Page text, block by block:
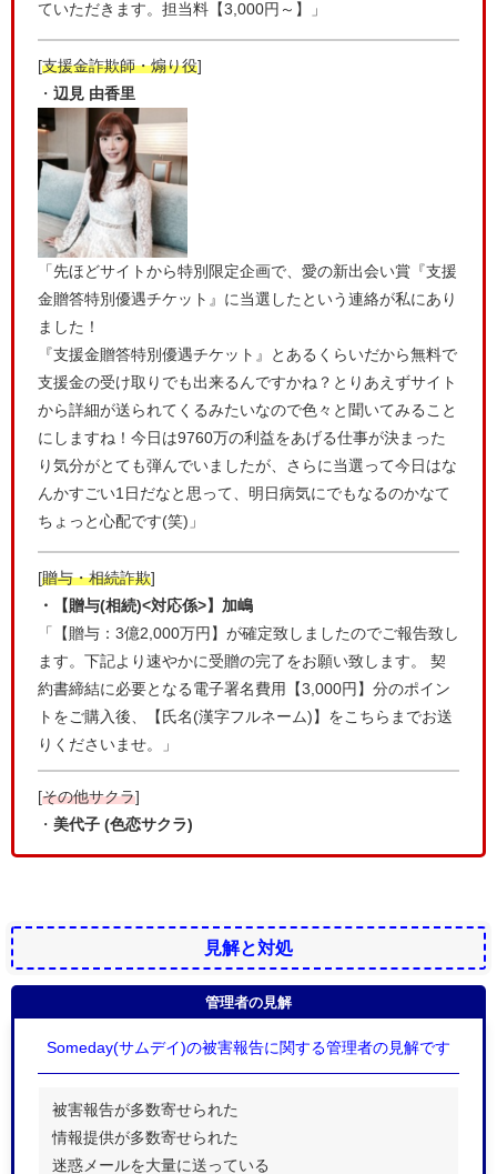
ていただきます。担当料【3,000円～】」
[支援金詐欺師・煽り役]
・ 辺見 由香里
「先ほどサイトから特別限定企画で、愛の新出会い賞『支援
金贈答特別優遇チケット』に当選したという連絡が私にあり
ました！
『支援金贈答特別優遇チケット』とあるくらいだから無料で
支援金の受け取りでも出来るんですかね？とりあえずサイト
から詳細が送られてくるみたいなので色々と聞いてみること
にしますね！今日は9760万の利益をあげる仕事が決まった
り気分がとても弾んでいましたが、さらに当選って今日はな
んかすごい1日だなと思って、明日病気にでもなるのかなて
ちょっと心配です(笑)」
[贈与・相続詐欺]
・【贈与(相続)<対応係>】加嶋
「【贈与：3億2,000万円】が確定致しましたのでご報告致し
ます。下記より速やかに受贈の完了をお願い致します。 契
約書締結に必要となる電子署名費用【3,000円】分のポイン
トをご購入後、【氏名(漢字フルネーム)】をこちらまでお送
りくださいませ。」
[その他サクラ]
・ 美代子 (色恋サクラ)
見解と対処
管理者の見解
Someday(サムデイ)の被害報告に関する管理者の見解です
被害報告が多数寄せられた
情報提供が多数寄せられた
迷惑メールを大量に送っている